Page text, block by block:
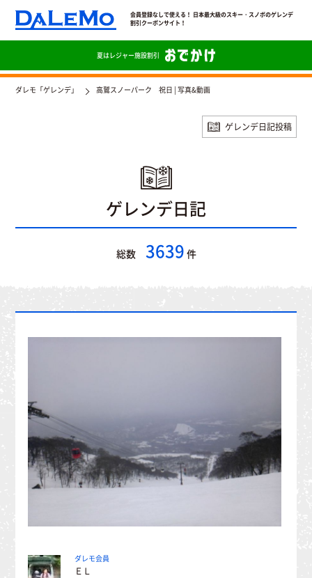
会員登録なしで使える！ 日本最大級のスキー・スノボのゲレンデ
割引クーポンサイト！
夏はレジャー施設割引
ダレモ「ゲレンデ」 高鷲スノーパーク 祝日 | 写真&動画
ゲレンデ日記投稿
ゲレンデ日記
総数 3639 件
ダレモ会員
ＥＬ